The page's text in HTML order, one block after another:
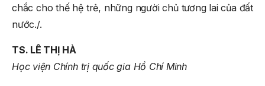
chắc cho thế hệ trẻ, những người chủ tương lai của đất
nước./.
TS. LÊ THỊ HÀ
Học viện Chính trị quốc gia Hồ Chí Minh